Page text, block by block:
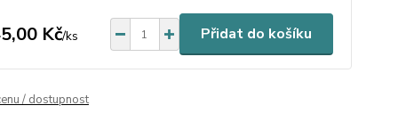
Kč/ks Přidat do košíku
/ dostupnost